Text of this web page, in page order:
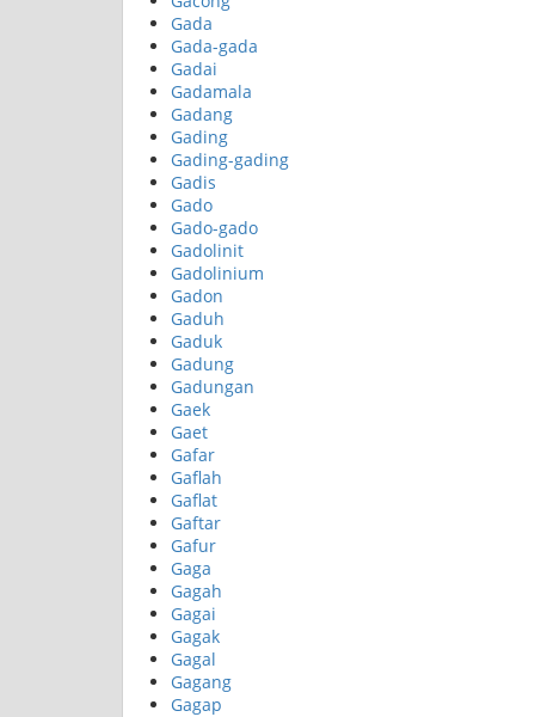
Gada
Gada-gada
Gadai
Gadamala
Gadang
Gading
Gading-gading
Gadis
Gado
Gado-gado
Gadolinit
Gadolinium
Gadon
Gaduh
Gaduk
Gadung
Gadungan
Gaek
Gaet
Gafar
Gaflah
Gaflat
Gaftar
Gafur
Gaga
Gagah
Gagai
Gagak
Gagal
Gagang
Gagap